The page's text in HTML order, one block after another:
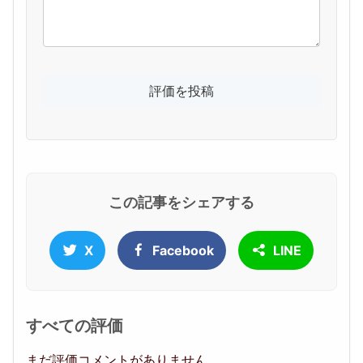
この記事をシェアする
X Facebook LINE
すべての評価
まだ評価コメントがありません。